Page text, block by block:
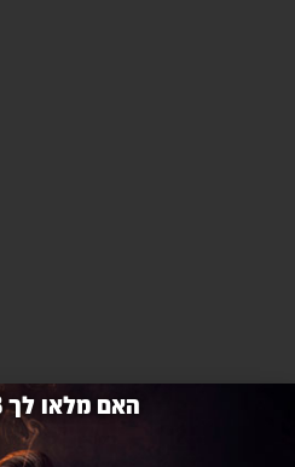
האם מלאו לך 18 שנים?